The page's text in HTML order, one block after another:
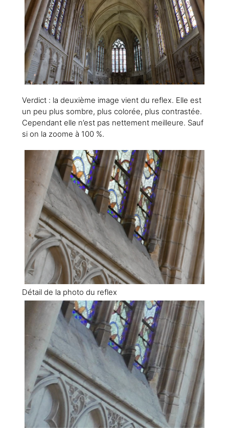
Verdict : la deuxième image vient du reflex. Elle est
un peu plus sombre, plus colorée, plus contrastée.
Cependant elle n’est pas nettement meilleure. Sauf
si on la zoome à 100 %.
Détail de la photo du reflex